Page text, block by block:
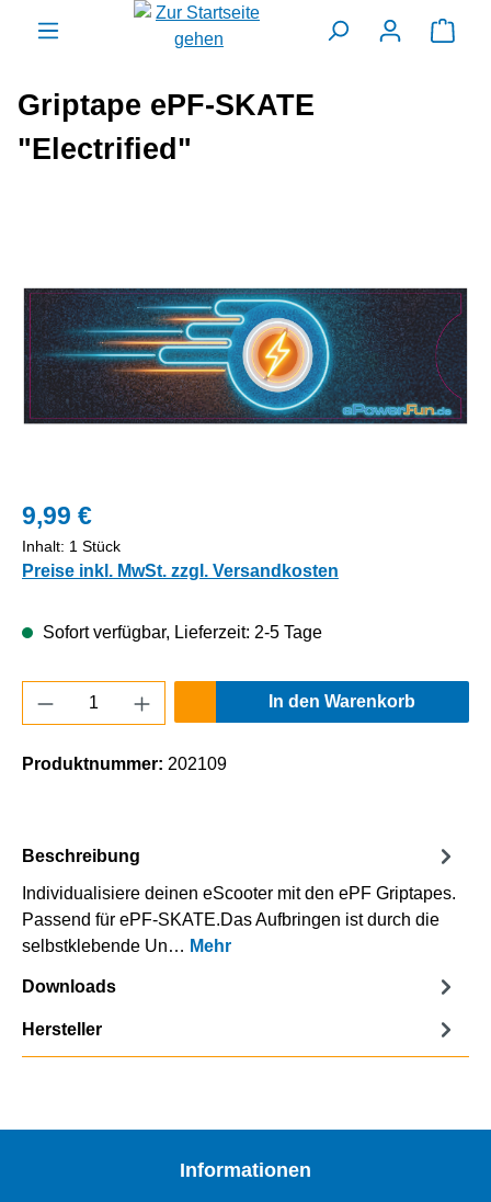
springen
Griptape ePF-SKATE
"Electrified"
9,99 €
Inhalt: 1 Stück
Preise inkl. MwSt. zzgl. Versandkosten
Sofort verfügbar, Lieferzeit: 2-5 Tage
Produkt Anzahl: Gib den gewünschten
In den Warenkorb
Produktnummer: 202109
Beschreibung
Individualisiere deinen eScooter mit den ePF Griptapes.
Passend für ePF-SKATE.Das Aufbringen ist durch die
selbstklebende Un… Mehr
Downloads
Hersteller
Informationen